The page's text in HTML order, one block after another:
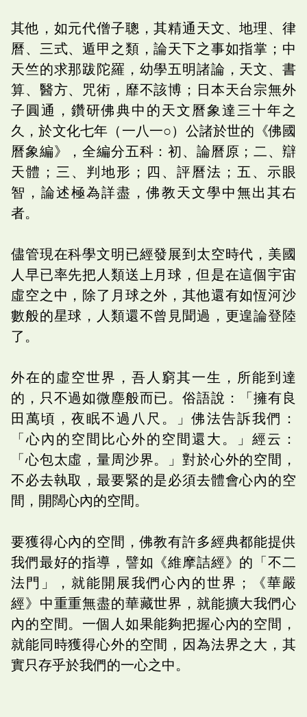
其他，如元代僧子聰，其精通天文、地理、律
曆、三式、遁甲之類，論天下之事如指掌；中
天竺的求那跋陀羅，幼學五明諸論，天文、書
算、醫方、咒術，靡不該博；日本天台宗無外
子圓通，鑽研佛典中的天文曆象達三十年之
久，於文化七年（一八一○）公諸於世的《佛國
曆象編》，全編分五科：初、論曆原；二、辯
天體；三、判地形；四、評曆法；五、示眼
智，論述極為詳盡，佛教天文學中無出其右
者。
儘管現在科學文明已經發展到太空時代，美國
人早已率先把人類送上月球，但是在這個宇宙
虛空之中，除了月球之外，其他還有如恆河沙
數般的星球，人類還不曾見聞過，更遑論登陸
了。
外在的虛空世界，吾人窮其一生，所能到達
的，只不過如微塵般而已。俗語說：「擁有良
田萬頃，夜眠不過八尺。」佛法告訴我們：
「心內的空間比心外的空間還大。」經云：
「心包太虛，量周沙界。」對於心外的空間，
不必去執取，最要緊的是必須去體會心內的空
間，開闊心內的空間。
要獲得心內的空間，佛教有許多經典都能提供
我們最好的指導，譬如《維摩詰經》的「不二
法門」，就能開展我們心內的世界；《華嚴
經》中重重無盡的華藏世界，就能擴大我們心
內的空間。一個人如果能夠把握心內的空間，
就能同時獲得心外的空間，因為法界之大，其
實只存乎於我們的一心之中。